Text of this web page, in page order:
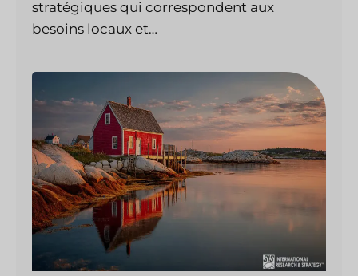
stratégiques qui correspondent aux
besoins locaux et…